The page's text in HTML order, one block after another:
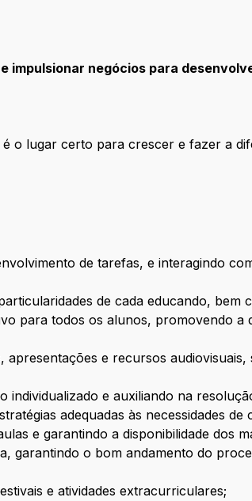
impulsionar negócios para
o lugar certo para crescer e fazer a
de tarefas, e interagindo
de cada educando, bem
para todos os alunos, promovendo a
e recursos
e auxiliando na
adequadas às necessidades de
e garantindo a disponibilidade dos
garantindo o bom andamento do
e atividades extracurriculares;